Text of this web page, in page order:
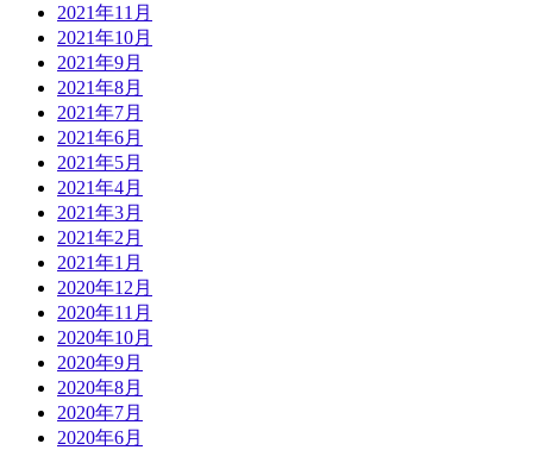
2021年11月
2021年10月
2021年9月
2021年8月
2021年7月
2021年6月
2021年5月
2021年4月
2021年3月
2021年2月
2021年1月
2020年12月
2020年11月
2020年10月
2020年9月
2020年8月
2020年7月
2020年6月